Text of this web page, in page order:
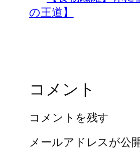
の王道】
コメント
コメントを残す
メールアドレスが公